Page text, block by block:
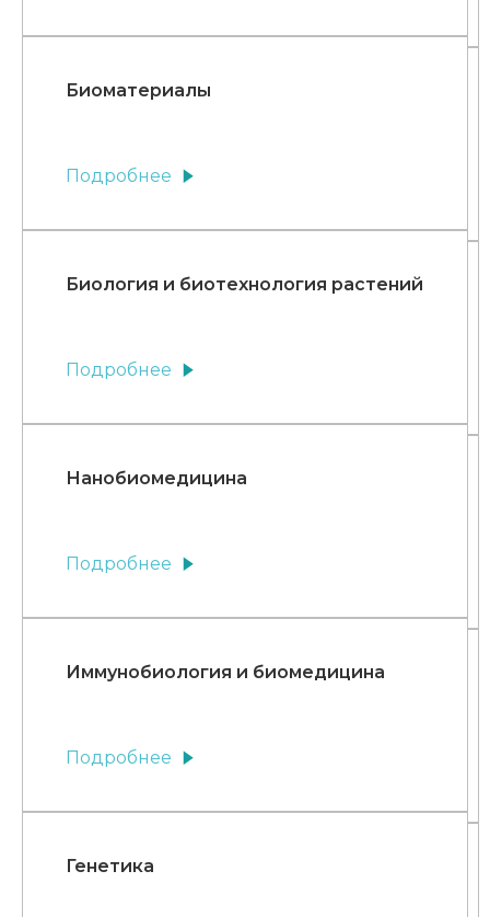
Биоматериалы
Подробнее
Биология и биотехнология растений
Подробнее
Нанобиомедицина
Подробнее
Иммунобиология и биомедицина
Подробнее
Генетика